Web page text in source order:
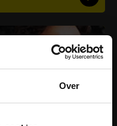
Over